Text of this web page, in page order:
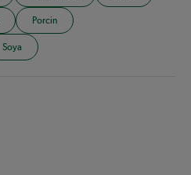
Porcin
Soya